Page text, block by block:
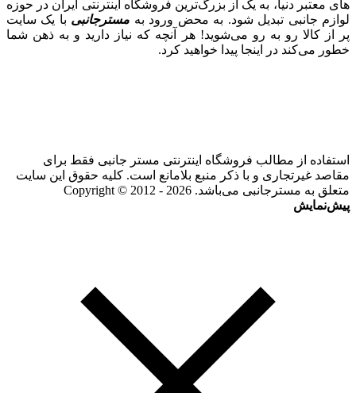
های معتبر دنیا، به یک از بزرگ‌ترین فروشگاه اینترنتی ایران در حوزه
لوازم جانبی تبدیل شود. به محض ورود به مسترجانبی با یک سایت
پر از کالا رو به رو می‌شوید! هر آنچه که نیاز دارید و به ذهن شما
خطور می‌کند در اینجا پیدا خواهید کرد.
استفاده از مطالب فروشگاه اینترنتی مستر جانبی فقط برای
مقاصد غیرتجاری و با ذکر منبع بلامانع است. کلیه حقوق این سایت
متعلق به مسترجانبی می‌باشد. Copyright © 2012 - 2026
پیش‌نمایش